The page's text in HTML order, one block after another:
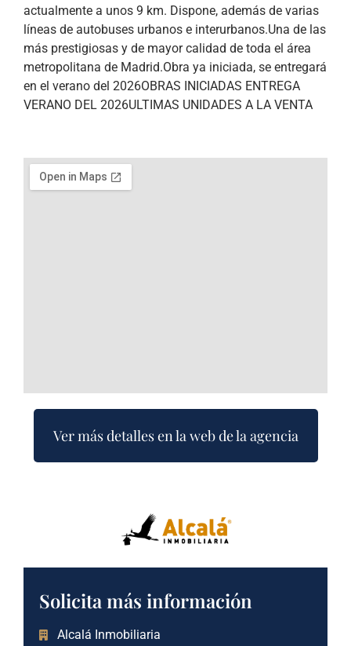
actualmente a unos 9 km. Dispone, además de varias
líneas de autobuses urbanos e interurbanos.Una de las
más prestigiosas y de mayor calidad de toda el área
metropolitana de Madrid.Obra ya iniciada, se entregará
en el verano del 2026OBRAS INICIADAS ENTREGA
VERANO DEL 2026ULTIMAS UNIDADES A LA VENTA
Ver más detalles en la web de la agencia
Solicita más información
Alcalá Inmobiliaria